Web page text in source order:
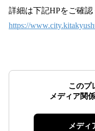
詳細は下記HPをご確認
https://
このプ
メディア関
メディ